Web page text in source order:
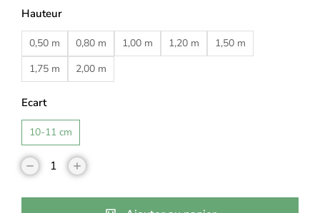
Hauteur
0,50 m 0,80 m 1,00 m 1,20 m
1,50 m
1,75 m
2,00 m
Ecart
10-11 cm